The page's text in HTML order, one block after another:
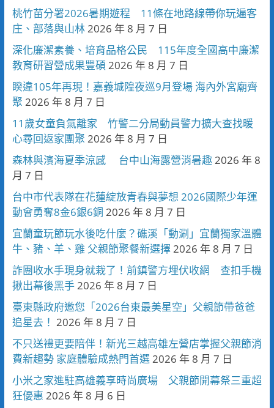
桃竹苗分署2026暑期遊程 11條在地路線帶你玩遍客
庄、部落與山林2026 年 8 月 7 日
深化廉潔素養、培育品格公民 115年度全國高中廉潔
教育研習營成果豐碩 2026 年 8 月 7 日
睽違105年再現！嘉義城隍夜巡9月登場 海內外宮廟齊
聚 2026 年 8 月 7 日
11歲女童負氣離家 竹警二分局動員警力擴大查找暖
心尋回返家團聚 2026 年 8 月 7 日
森林與濱海夏季涼感 台中山海露營消暑趣2026 年 8
月 7 日
台中市代表隊在花蓮綻放青春與夢想 2026國際少年運
動會勇奪8金6銀6銅 2026 年 8 月 7 日
宜蘭童玩節玩水後吃什麼？礁溪「動涮」宜蘭獨家溫體
牛、豬、羊、雞 父親節聚餐新選擇2026 年 8 月 7 日
詐團收水手現身就栽了！前鎮警方埋伏收網 查扣手機
揪出幕後黑手2026 年 8 月 7 日
臺東縣政府邀您「2026台東最美星空」父親節帶爸爸
追星去！ 2026 年 8 月 7 日
不只送禮更要陪伴！新光三越高雄左營店掌握父親節消
費新趨勢 家庭體驗成熱門首選2026 年 8 月 7 日
小米之家進駐高雄義享時尚廣場 父親節開幕祭三重超
狂優惠 2026 年 8 月 6 日